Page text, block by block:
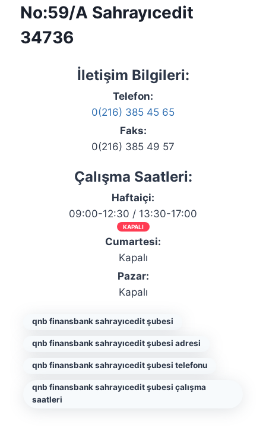
No:59/A Sahrayıcedit
34736
İletişim Bilgileri:
Telefon:
0(216) 385 45 65
Faks:
0(216) 385 49 57
Çalışma Saatleri:
Haftaiçi:
09:00-12:30 / 13:30-17:00
KAPALI
Cumartesi:
Kapalı
Pazar:
Kapalı
qnb finansbank sahrayıcedit şubesi
qnb finansbank sahrayıcedit şubesi adresi
qnb finansbank sahrayıcedit şubesi telefonu
qnb finansbank sahrayıcedit şubesi çalışma
saatleri